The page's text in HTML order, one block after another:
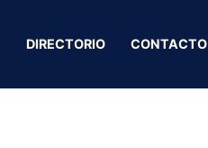
DIRECTORIO CONTACTO